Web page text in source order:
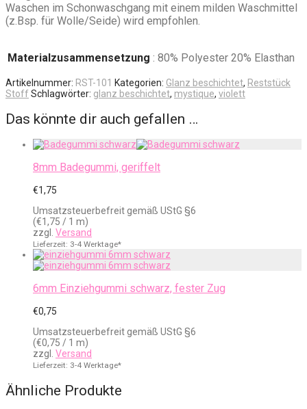
Waschen im Schonwaschgang mit einem milden Waschmittel
(z.Bsp. für Wolle/Seide) wird empfohlen.
Materialzusammensetzung : 80% Polyester 20% Elasthan
Artikelnummer: RST-101 Kategorien: Glanz beschichtet, Reststück
Stoff Schlagwörter: glanz beschichtet, mystique, violett
Das könnte dir auch gefallen …
8mm Badegummi, geriffelt
€1,75
Umsatzsteuerbefreit gemäß UStG §6
(€1,75 / 1 m)
zzgl. Versand
Lieferzeit: 3-4 Werktage*
6mm Einziehgummi schwarz, fester Zug
€0,75
Umsatzsteuerbefreit gemäß UStG §6
(€0,75 / 1 m)
zzgl. Versand
Lieferzeit: 3-4 Werktage*
Ähnliche Produkte